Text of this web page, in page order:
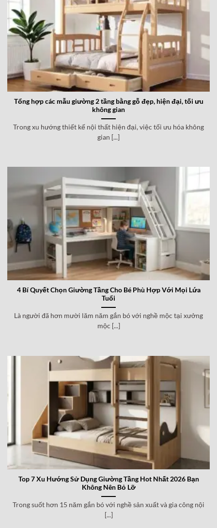
Tổng hợp các mẫu giường 2 tầng bằng gỗ đẹp, hiện đại, tối ưu
không gian
Trong xu hướng thiết kế nội thất hiện đại, việc tối ưu hóa không
gian [...]
4 Bí Quyết Chọn Giường Tầng Cho Bé Phù Hợp Với Mọi Lứa
Tuổi
Là người đã hơn mười lăm năm gắn bó với nghề mộc tại xưởng
mộc [...]
Top 7 Xu Hướng Sử Dụng Giường Tầng Hot Nhất 2026 Bạn
Không Nên Bỏ Lỡ
Trong suốt hơn 15 năm gắn bó với nghề sản xuất và gia công nội
[...]